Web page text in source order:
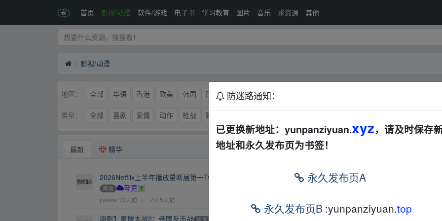
首页 影视/动漫 软件/游戏 电子书 学习教育 图片 音乐 求资源 其他
影视/动漫
地区： 全部 华语 香港 欧美 韩国 日本 印度 其他
类型： 全部 喜剧 爱情 动作 枪战 犯罪
最新 精华
2026Netflix上半年播放量断层第一TOP10的电影|无删减完整版合集[35.6GB] 其他 动作
其他
夸克
jiwake 13天前 ← Z.c 5天前
电影】星球大战2：帝国反击战 华语
防迷路通知：
已更换新地址：yunpanziyuan.xyz，请及时保存
地址和永久发布页为书签！
永久发布页A
永久发布页B :yunpanziyuan.top